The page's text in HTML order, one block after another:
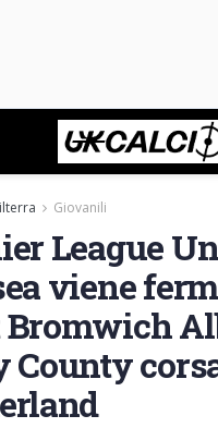
Giovanili
League
viene
Bromwich
County